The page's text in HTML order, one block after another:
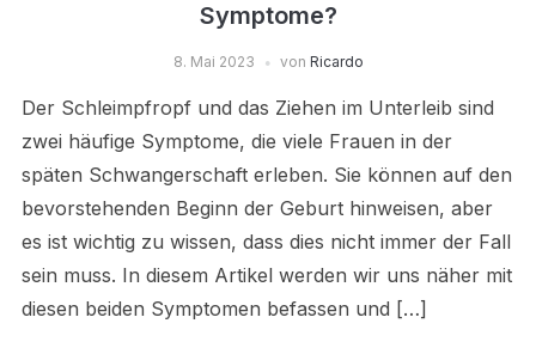
Symptome?
8. Mai 2023 von Ricardo
Der Schleimpfropf und das Ziehen im Unterleib sind
zwei häufige Symptome, die viele Frauen in der
späten Schwangerschaft erleben. Sie können auf den
bevorstehenden Beginn der Geburt hinweisen, aber
es ist wichtig zu wissen, dass dies nicht immer der Fall
sein muss. In diesem Artikel werden wir uns näher mit
diesen beiden Symptomen befassen und […]